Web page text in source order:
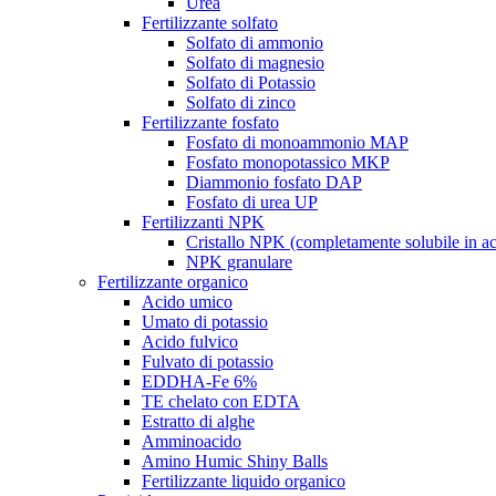
Fertilizzante solfato
Solfato di ammonio
Solfato di magnesio
Solfato di Potassio
Solfato di zinco
Fertilizzante fosfato
Fosfato di monoammonio MAP
Fosfato monopotassico MKP
Diammonio fosfato DAP
Fosfato di urea UP
Fertilizzanti NPK
Cristallo NPK (completamente solubile in
NPK granulare
Fertilizzante organico
Acido umico
Umato di potassio
Acido fulvico
Fulvato di potassio
EDDHA-Fe 6%
TE chelato con EDTA
Estratto di alghe
Amminoacido
Amino Humic Shiny Balls
Fertilizzante liquido organico